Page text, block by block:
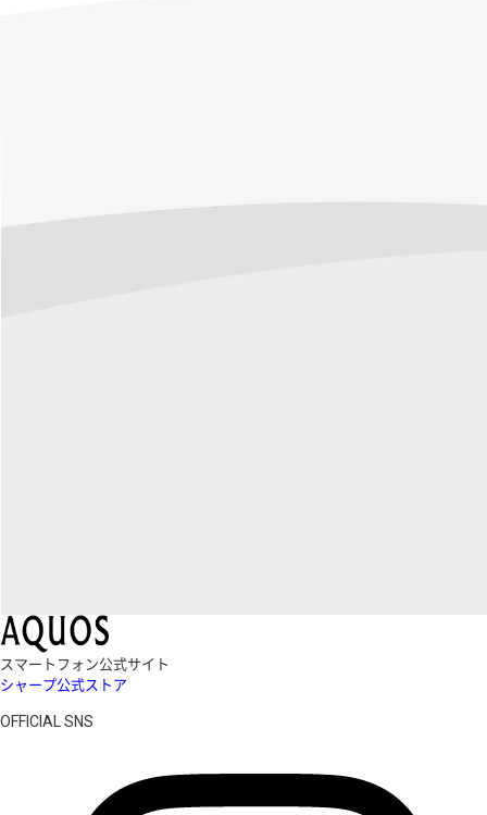
スマートフォン公式サイト
シャープ公式ストア
OFFICIAL SNS